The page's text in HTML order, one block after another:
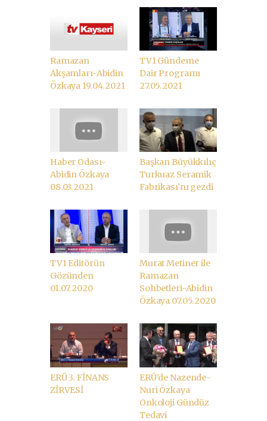
Ramazan
Akşamları-Abidin
Özkaya 19.04.2021
TV1 Gündeme
Dair Programı
27.05.2021
Haber Odası-
Abidin Özkaya
08.03.2021
Başkan Büyükkılıç
Turkuaz Seramik
Fabrikası’nı gezdi
TV1 Editörün
Gözünden
01.07.2020
Murat Metiner ile
Ramazan
Sohbetleri-Abidin
Özkaya 07.05.2020
ERÜ 3. FİNANS
ZİRVESİ
ERÜ’de Nazende-
Nuri Özkaya
Onkoloji Gündüz
Tedavi